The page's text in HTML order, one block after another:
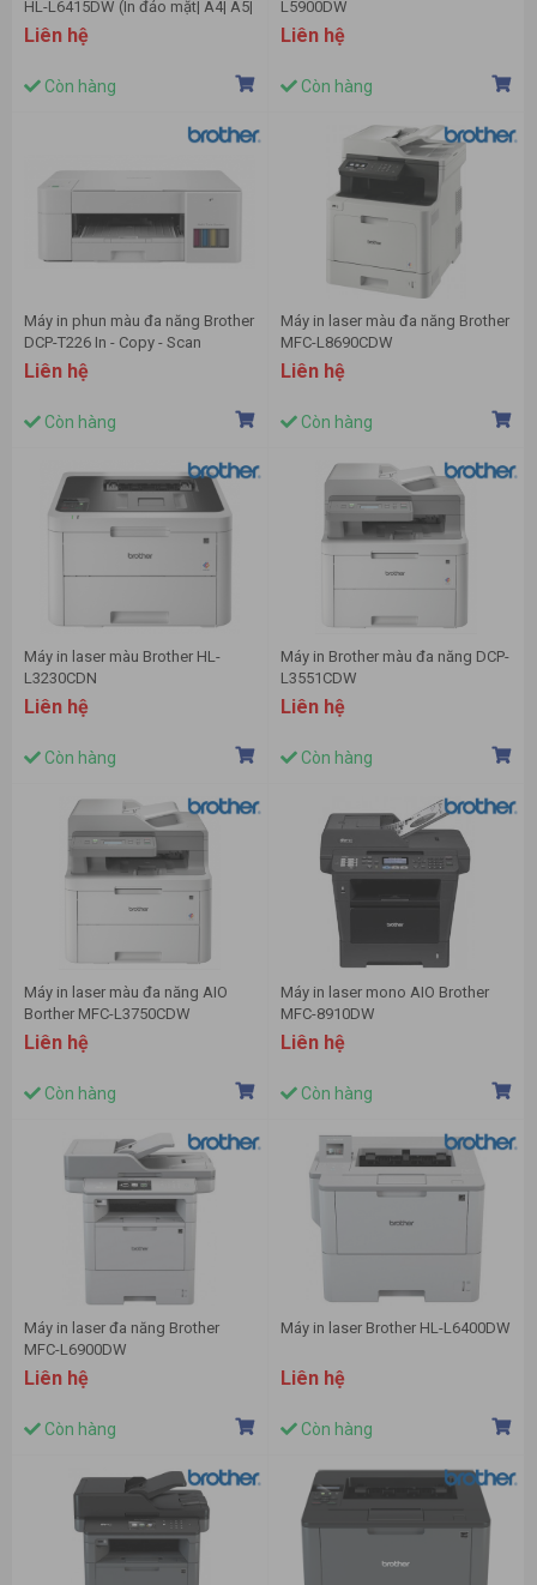
HL-L6415DW (In đảo mặt| A4| A5|
USB| LAN| WIFI)
Liên hệ
Còn hàng
L5900DW
Liên hệ
Còn hàng
Máy in phun màu đa năng Brother
DCP-T226 In - Copy - Scan
Liên hệ
Còn hàng
Máy in laser màu đa năng Brother
MFC-L8690CDW
Liên hệ
Còn hàng
Máy in laser màu Brother HL-
L3230CDN
Liên hệ
Còn hàng
Máy in Brother màu đa năng DCP-
L3551CDW
Liên hệ
Còn hàng
Máy in laser màu đa năng AIO
Borther MFC-L3750CDW
Liên hệ
Còn hàng
Máy in laser mono AIO Brother
MFC-8910DW
Liên hệ
Còn hàng
Máy in laser đa năng Brother
MFC-L6900DW
Liên hệ
Còn hàng
Máy in laser Brother HL-L6400DW
Liên hệ
Còn hàng